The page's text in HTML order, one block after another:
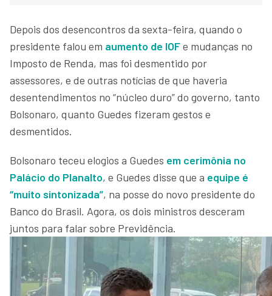
Depois dos desencontros da sexta-feira, quando o
presidente falou em aumento de IOFe mudanças no
Imposto de Renda, mas foi desmentido por
assessores, e de outras notícias de que haveria
desentendimentos no “núcleo duro” do governo, tanto
Bolsonaro, quanto Guedes fizeram gestos e
desmentidos.
Bolsonaro teceu elogios a Guedes em cerimônia no
Palácio do Planalto, e Guedes disse que a equipe é
“muito sintonizada”, na posse do novo presidente do
Banco do Brasil. Agora, os dois ministros desceram
juntos para falar sobre Previdência.